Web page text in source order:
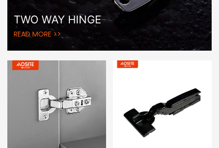
READ MORE >>
TWO WAY HINGE